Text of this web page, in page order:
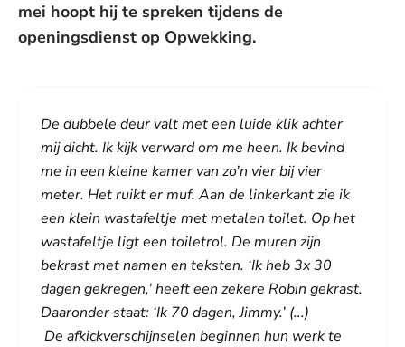
mei hoopt hij te spreken tijdens de
openingsdienst op Opwekking.
De dubbele deur valt met een luide klik achter
mij dicht. Ik kijk verward om me heen. Ik bevind
me in een kleine kamer van zo’n vier bij vier
meter. Het ruikt er muf. Aan de linkerkant zie ik
een klein wastafeltje met metalen toilet. Op het
wastafeltje ligt een toiletrol. De muren zijn
bekrast met namen en teksten. ‘Ik heb 3x 30
dagen gekregen,’ heeft een zekere Robin gekrast.
Daaronder staat: ‘Ik 70 dagen, Jimmy.’ (...)
De afkickverschijnselen beginnen hun werk te